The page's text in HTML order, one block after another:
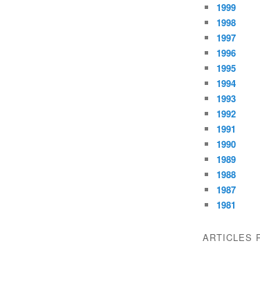
1999
1998
1997
1996
1995
1994
1993
1992
1991
1990
1989
1988
1987
1981
ARTICLES